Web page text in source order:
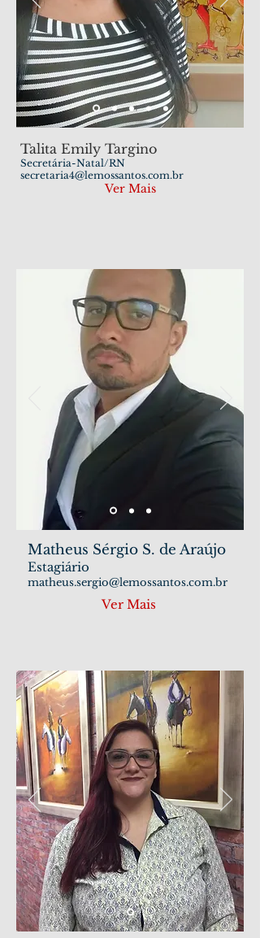
Talita Emily Targino
Secretária-Natal/RN
secretaria4@lemossantos.com.br
Ver Mais
Matheus Sérgio S. de Araújo
Estagiário
matheus.sergio@lemossantos.com.br
Ver Mais